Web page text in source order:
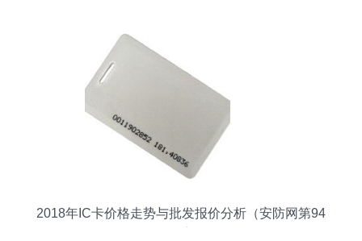
2018年IC卡价格走势与批发报价分析（安防网第94